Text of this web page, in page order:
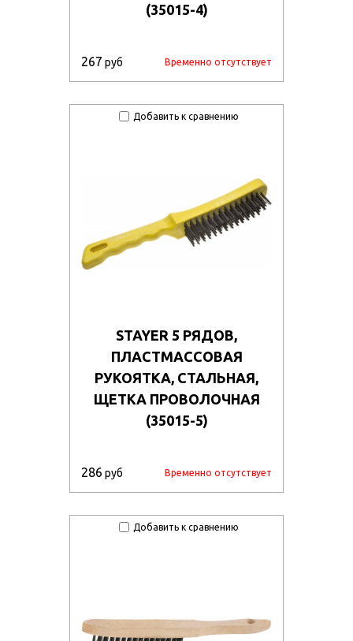
(35015-4)
267 руб Временно отсутствует
Добавить к сравнению
STAYER 5 РЯДОВ,
ПЛАСТМАССОВАЯ
РУКОЯТКА, СТАЛЬНАЯ,
ЩЕТКА ПРОВОЛОЧНАЯ
(35015-5)
286 руб Временно отсутствует
Добавить к сравнению